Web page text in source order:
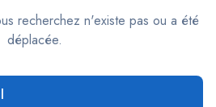
recherchez n'existe pas ou a été
déplacée.